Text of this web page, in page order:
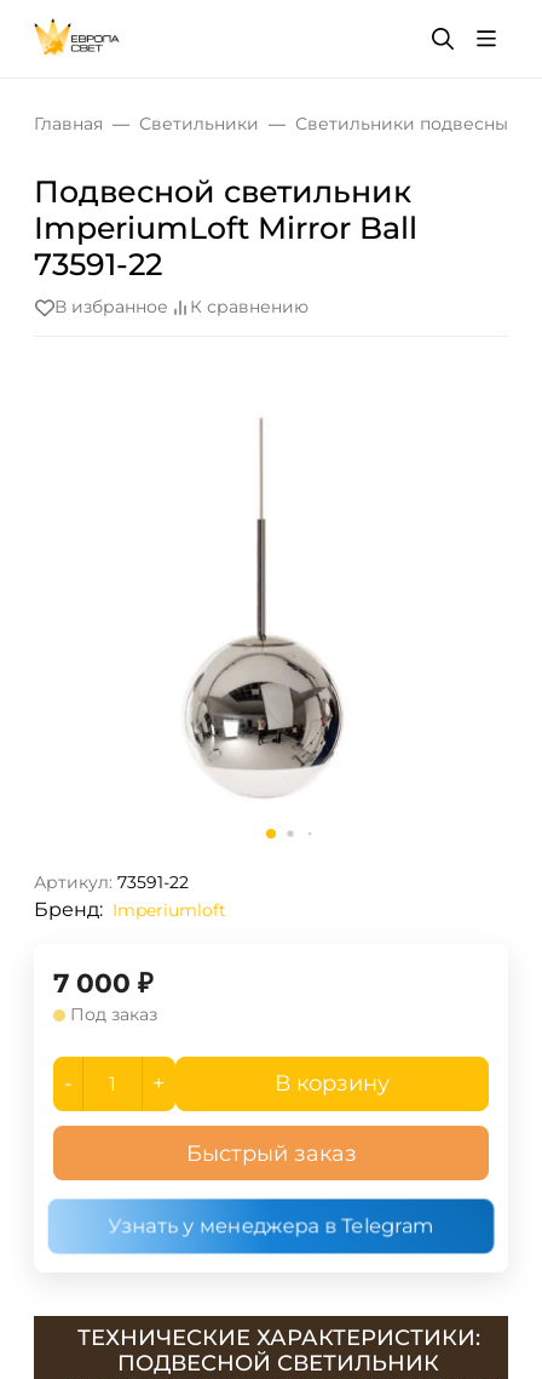
Главная Светильники Светильники подвесные
Подвесной светильник
ImperiumLoft Mirror Ball
73591-22
В избранное К сравнению
Артикул: 73591-22
Бренд: Imperiumloft
7 000 ₽
Под заказ
- + В корзину
Быстрый заказ
Узнать у менеджера в Telegram
ТЕХНИЧЕСКИЕ ХАРАКТЕРИСТИКИ:
ПОДВЕСНОЙ СВЕТИЛЬНИК